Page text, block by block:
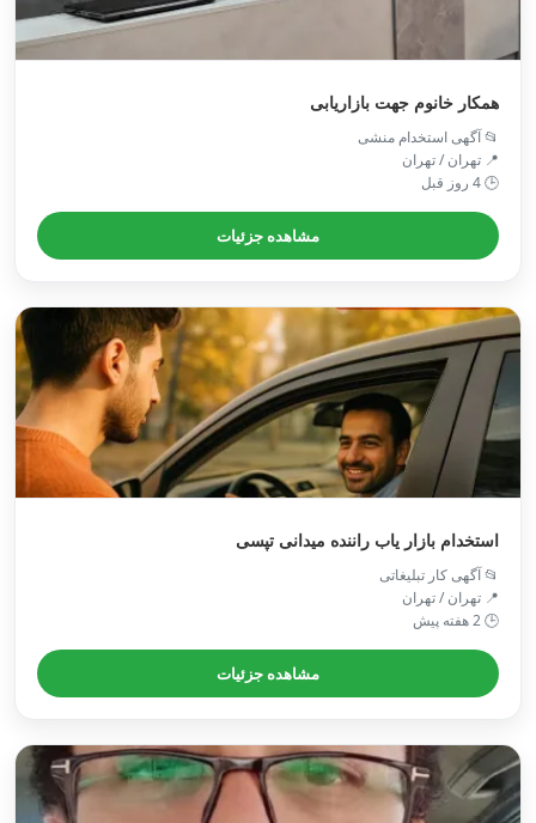
همکار خانوم جهت بازاریابی
📂 آگهی استخدام منشی
📍 تهران / تهران
🕒 4 روز قبل
مشاهده جزئیات
استخدام بازار یاب راننده میدانی تپسی
📂 آگهی کار تبلیغاتی
📍 تهران / تهران
🕒 2 هفته پیش
مشاهده جزئیات